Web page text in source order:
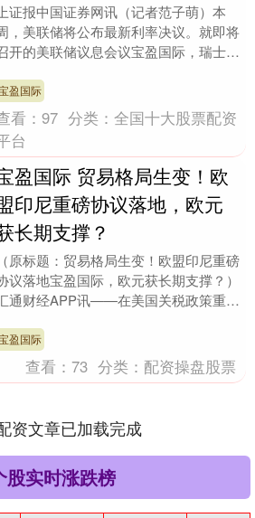
上证报中国证券网讯（记者范子萌）本
，美联储将公布最新利率决议。就即将
开的美联储议息会议宝盈国际，瑞士百
点称，预计美联储....
盈国际
看：97 分类：全国十大股票配资
台
盈国际 贸易格局生变！欧
印尼重磅协议落地，欧元
长期支撑？
（原标题：贸易格局生变！欧盟印尼重磅
议落地宝盈国际，欧元获长期支撑？）
通财经APP讯——在美国关税政策重塑
周二（9月....
盈国际
查看：73 分类： 配资操盘股票
资文章已加载完成
股实时涨跌榜